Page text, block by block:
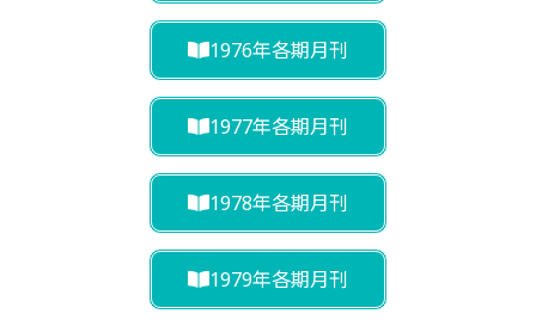
1976年各期月刊
1977年各期月刊
1978年各期月刊
1979年各期月刊